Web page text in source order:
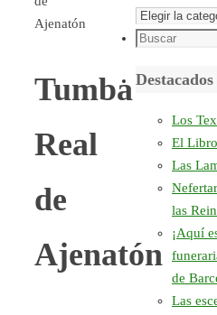
Ajenatón
Tumba
Real
de
Ajenatón
Secciones
Búsqueda
Destacados
Los
El
Las
las
¡Aquí
de
Las